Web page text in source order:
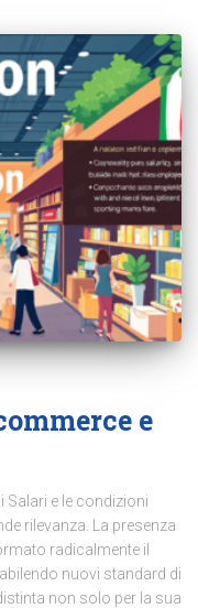
e
Salari e le condizioni
rilevanza. La presenza
radicalmente il
nuovi standard di
non solo per la sua